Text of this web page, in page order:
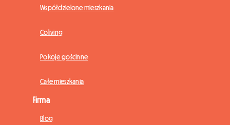
Współdzielone mieszkania
Coliving
Pokoje gościnne
Całe mieszkania
Firma
Blog